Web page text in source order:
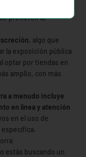
prefieren la
, algo que
la exposición pública
optar por tiendas en
amplio, con más
a menudo incluye
en línea y atención
en el uso de
estás buscando un